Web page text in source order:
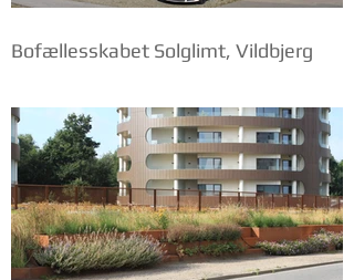
Bofællesskabet Solglimt, Vildbjerg